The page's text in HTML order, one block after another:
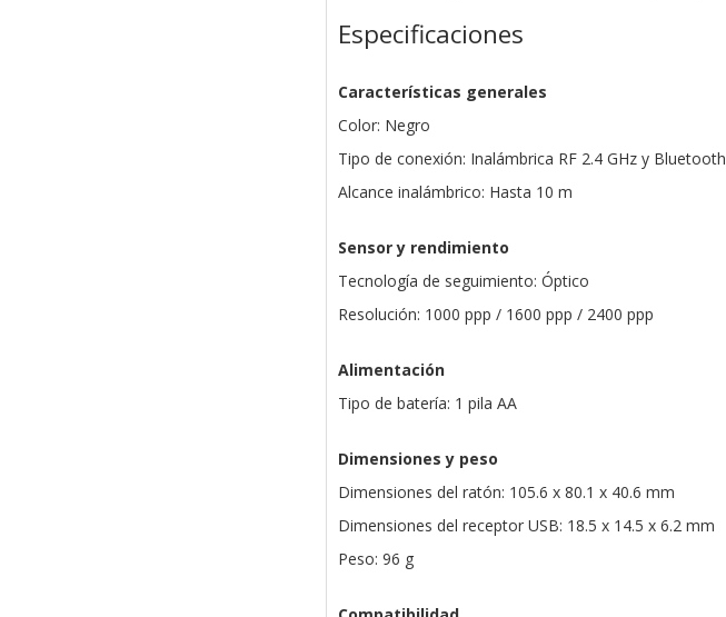
Especificaciones
Características generales
Color: Negro
Tipo de conexión: Inalámbrica RF 2.4 GHz y Bluetooth
Alcance inalámbrico: Hasta 10 m
Sensor y rendimiento
Tecnología de seguimiento: Óptico
Resolución: 1000 ppp / 1600 ppp / 2400 ppp
Alimentación
Tipo de batería: 1 pila AA
Dimensiones y peso
Dimensiones del ratón: 105.6 x 80.1 x 40.6 mm
Dimensiones del receptor USB: 18.5 x 14.5 x 6.2 mm
Peso: 96 g